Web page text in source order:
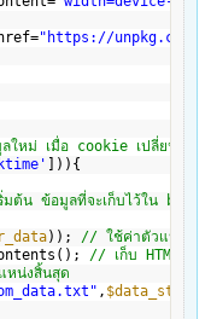
href=" https://unpkg.com/
ใหม่ เมื่อ cookie เปลี่ยนแปล
])){
ริ่มต้น ข้อมูลที่จะเก็บไว้ใ
)); // ใช้ค่าตัวแปรที่ก
// เก็บ HTML ที่
หน่งสิ้นสุด
, $data_static